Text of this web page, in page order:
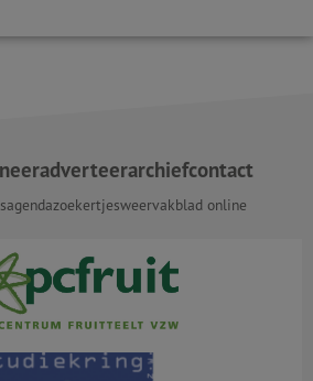
adverteerarchiefcontact
agendazoekertjesweervakblad online